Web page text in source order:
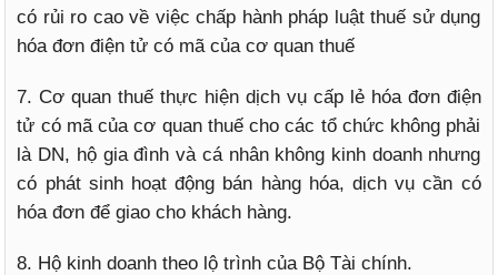
có rủi ro cao về việc chấp hành pháp luật thuế sử dụng
hóa đơn điện tử có mã của cơ quan thuế
7. Cơ quan thuế thực hiện dịch vụ cấp lẻ hóa đơn điện
tử có mã của cơ quan thuế cho các tổ chức không phải
là DN, hộ gia đình và cá nhân không kinh doanh nhưng
có phát sinh hoạt động bán hàng hóa, dịch vụ cần có
hóa đơn để giao cho khách hàng.
8. Hộ kinh doanh theo lộ trình của Bộ Tài chính.